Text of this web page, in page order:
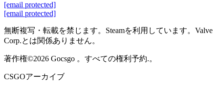
[email protected]
[email protected]
無断複写・転載を禁じます。Steamを利用しています。Valve
Corp.とは関係ありません。
著作権©2026 Gocsgo 。すべての権利予約.。
CSGOアーカイブ